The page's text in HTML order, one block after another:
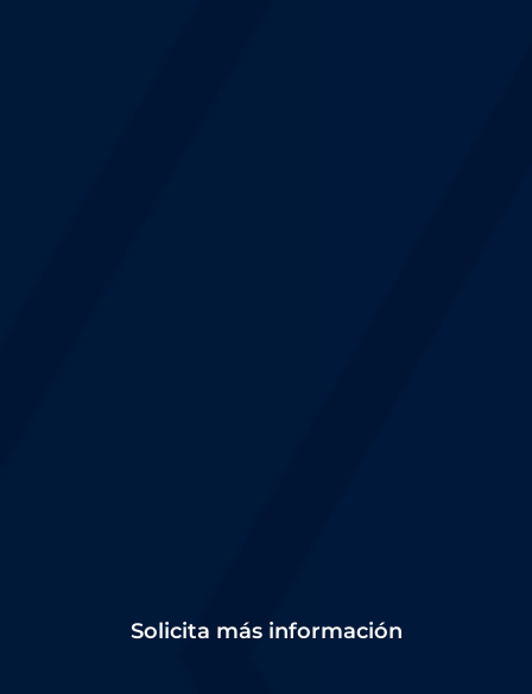
Solicita más información